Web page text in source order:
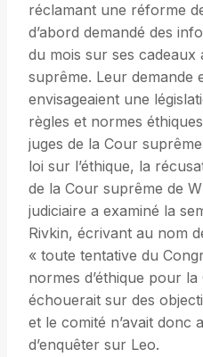
réclamant une réforme
d’abord demandé des
du mois sur ses cadeaux
suprême. Leur demande
envisageaient une
règles et normes
juges de la Cour
loi sur l’éthique, la
de la Cour suprême de
judiciaire a examiné la
Rivkin, écrivant au nom
« toute tentative du
normes d’éthique pour
échouerait sur des
et le comité n’avait donc
d’enquêter sur Leo.